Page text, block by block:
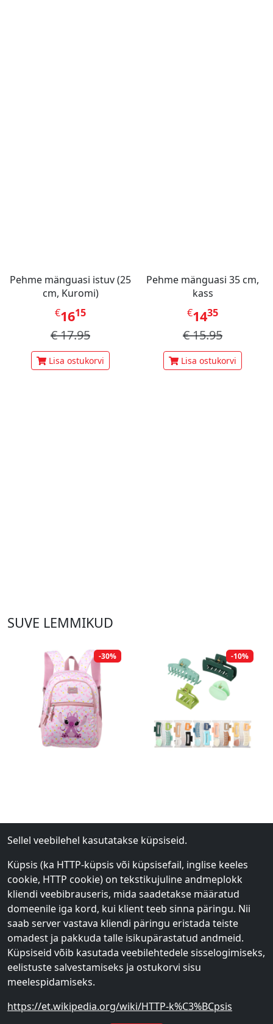
Pehme mänguasi istuv (25
cm, Kuromi)
€1615
€17.95
Lisa ostukorvi
Pehme mänguasi 35 cm,
kass
€1435
€15.95
Lisa ostukorvi
SUVE LEMMIKUD
-30% -10%
Sellel veebilehel kasutatakse küpsiseid.
Küpsis (ka HTTP-küpsis või küpsisefail, inglise keeles
cookie, HTTP cookie) on tekstikujuline andmeplokk
kliendi veebibrauseris, mida saadetakse määratud
domeenile iga kord, kui klient teeb sinna päringu. Nii
saab server vastava kliendi päringu eristada teiste
omadest ja pakkuda talle isikupärastatud andmeid.
Küpsiseid võib kasutada veebilehtedele sisselogimiseks,
eelistuste salvestamiseks ja ostukorvi sisu
meelespidamiseks.
https://et.wikipedia.org/wiki/HTTP-k%C3%BCpsis